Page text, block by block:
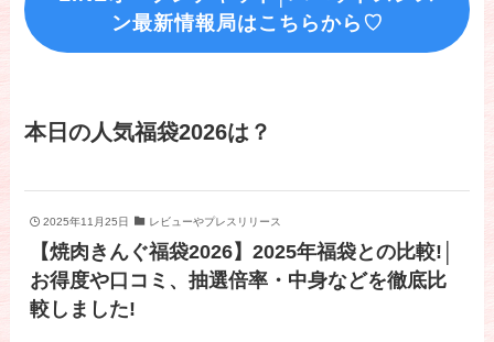
ン最新情報局はこちらから♡
本日の人気福袋2026は？
2025年11月25日 レビューやプレスリリース
【焼肉きんぐ福袋2026】2025年福袋との比較!│
お得度や口コミ、抽選倍率・中身などを徹底比
較しました!